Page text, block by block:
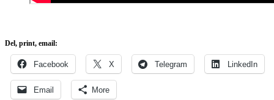
Del, print, email:
Facebook X Telegram LinkedIn
Email More